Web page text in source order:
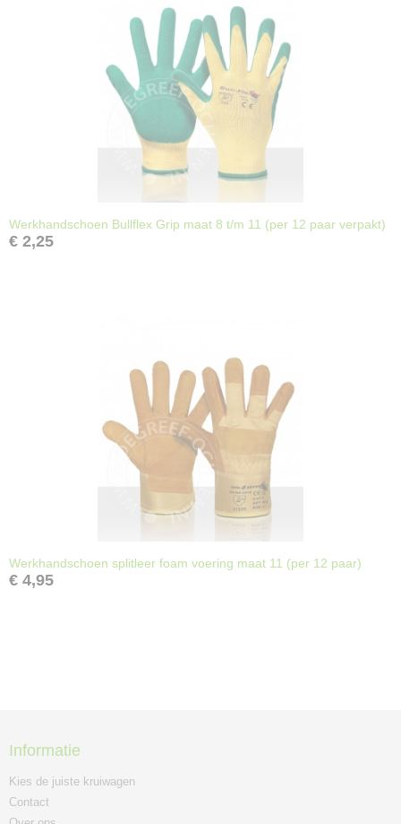
Werkhandschoen Bullflex Grip maat 8 t/m 11 (per 12 paar verpakt)
€ 2,25
Werkhandschoen splitleer foam voering maat 11 (per 12 paar)
€ 4,95
Informatie
Kies de juiste kruiwagen
Contact